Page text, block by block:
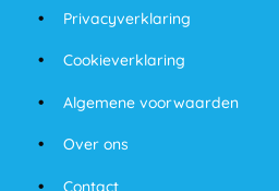
Privacyverklaring
Cookieverklaring
Algemene voorwaarden
Over ons
Contact